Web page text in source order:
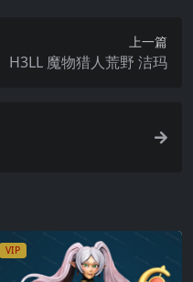
上一篇
H3LL 魔物猎人荒野 洁玛
VIP